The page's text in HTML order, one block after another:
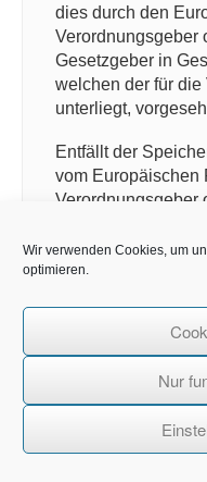
Wir verwenden Cookies, um
optimieren.
Nur
dies durch den
Verordnungsgeber
Gesetzgeber in
welchen der für
unterliegt,
Entfällt der
vom Europäischen
Verordnungsgeber
Speicherfrist ab,
11. Rechte der
a) Recht
Jede